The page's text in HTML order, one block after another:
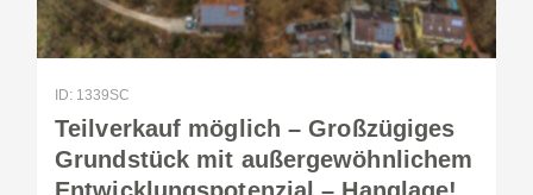
ID: 1339SC
Teilverkauf möglich – Großzügiges
Grundstück mit außergewöhnlichem